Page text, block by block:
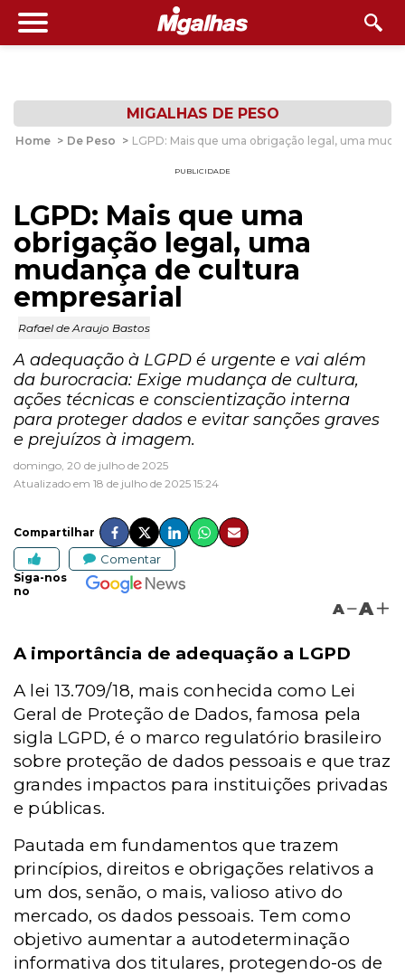
MIGALHAS DE PESO
Home > De Peso > LGPD: Mais que uma obrigação legal, uma
PUBLICIDADE
LGPD: Mais que uma
obrigação legal, uma
mudança de cultura
empresarial
Rafael de Araujo Bastos
A adequação à LGPD é urgente e vai além
da burocracia: Exige mudança de cultura,
ações técnicas e conscientização interna
para proteger dados e evitar sanções graves
e prejuízos à imagem.
domingo, 20 de julho de 2025
Atualizado em 18 de julho de 2025 15:24
Compartilhar
Comentar
Siga-nos
no
A A
A importância de adequação a LGPD
A lei 13.709/18, mais conhecida como Lei
Geral de Proteção de Dados, famosa pela
sigla LGPD, é o marco regulatório brasileiro
sobre proteção de dados pessoais e que traz
grandes impactos para instituições privadas
e públicas.
Pautada em fundamentos que trazem
princípios, direitos e obrigações relativos a
um dos, senão, o mais, valioso ativo do
mercado, os dados pessoais. Tem como
objetivo aumentar a autodeterminação
informativa dos titulares, protegendo-os de